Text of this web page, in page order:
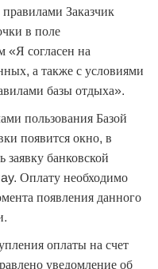
Заказчик
в поле
«Я согласен на
а также с условиями
базы отдыха».
пользования Базой
появится окно, в
заявку банковской
Оплату необходимо
появления данного
оплаты на счет
уведомление об